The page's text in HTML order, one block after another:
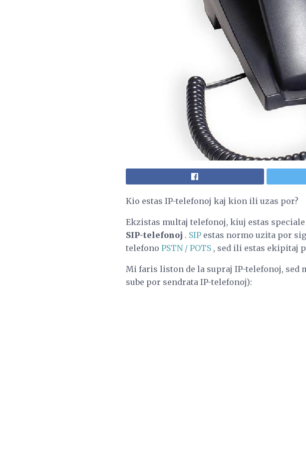
Kio estas IP-telefonoj kaj kion ili uzas por?
Ekzistas multaj telefonoj, kiuj estas
SIP-telefonoj . SIP estas normo uzita por
telefono PSTN / POTS , sed ili estas ekipitaj
Mi faris liston de la supraj IP-telefonoj,
sube por sendrata IP-telefonoj):